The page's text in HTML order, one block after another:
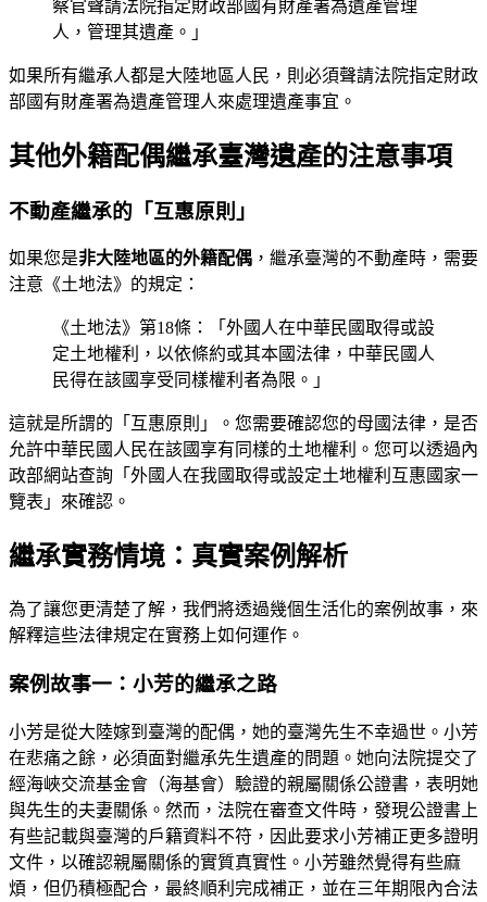
察官聲請法院指定財政部國有財產署為遺產管理
人，管理其遺產。」
如果所有繼承人都是大陸地區人民，則必須聲請法院指定財政
部國有財產署為遺產管理人來處理遺產事宜。
其他外籍配偶繼承臺灣遺產的注意事項
不動產繼承的「互惠原則」
如果您是非大陸地區的外籍配偶 ，繼承臺灣的不動產時，需要
注意《土地法》的規定：
《土地法》第18條：「外國人在中華民國取得或設
定土地權利，以依條約或其本國法律，中華民國人
民得在該國享受同樣權利者為限。」
這就是所謂的「互惠原則」。您需要確認您的母國法律，是否
允許中華民國人民在該國享有同樣的土地權利。您可以透過內
政部網站查詢「外國人在我國取得或設定土地權利互惠國家一
覽表」來確認。
繼承實務情境：真實案例解析
為了讓您更清楚了解，我們將透過幾個生活化的案例故事，來
解釋這些法律規定在實務上如何運作。
案例故事一：小芳的繼承之路
小芳是從大陸嫁到臺灣的配偶，她的臺灣先生不幸過世。小芳
在悲痛之餘，必須面對繼承先生遺產的問題。她向法院提交了
經海峽交流基金會（海基會）驗證的親屬關係公證書，表明她
與先生的夫妻關係。然而，法院在審查文件時，發現公證書上
有些記載與臺灣的戶籍資料不符，因此要求小芳補正更多證明
文件，以確認親屬關係的實質真實性。小芳雖然覺得有些麻
煩，但仍積極配合，最終順利完成補正，並在三年期限內合法